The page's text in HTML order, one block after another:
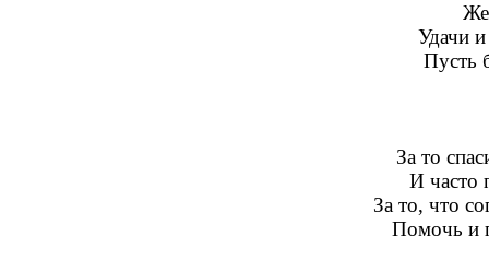
Удачи
Пусть
За то
И часто
За то, что
Помочь и